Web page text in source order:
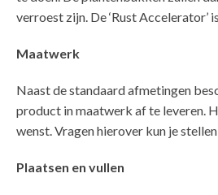
verroest zijn. De ‘Rust Accelerator’
Maatwerk
Naast de standaard afmetingen
product in maatwerk af te leveren.
wenst. Vragen hierover kun je
Plaatsen en vullen